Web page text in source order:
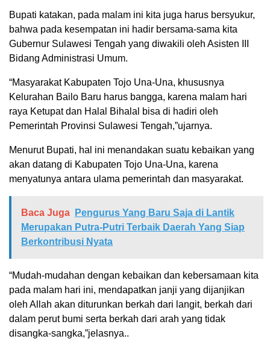
Bupati katakan, pada malam ini kita juga harus bersyukur,
bahwa pada kesempatan ini hadir bersama-sama kita
Gubernur Sulawesi Tengah yang diwakili oleh Asisten III
Bidang Administrasi Umum.
“Masyarakat Kabupaten Tojo Una-Una, khususnya
Kelurahan Bailo Baru harus bangga, karena malam hari
raya Ketupat dan Halal Bihalal bisa di hadiri oleh
Pemerintah Provinsi Sulawesi Tengah,”ujarnya.
Menurut Bupati, hal ini menandakan suatu kebaikan yang
akan datang di Kabupaten Tojo Una-Una, karena
menyatunya antara ulama pemerintah dan masyarakat.
Baca Juga
Pengurus Yang Baru Saja di Lantik
Merupakan Putra-Putri Terbaik Daerah Yang Siap
Berkontribusi Nyata
“Mudah-mudahan dengan kebaikan dan kebersamaan kita
pada malam hari ini, mendapatkan janji yang dijanjikan
oleh Allah akan diturunkan berkah dari langit, berkah dari
dalam perut bumi serta berkah dari arah yang tidak
disangka-sangka,”jelasnya..